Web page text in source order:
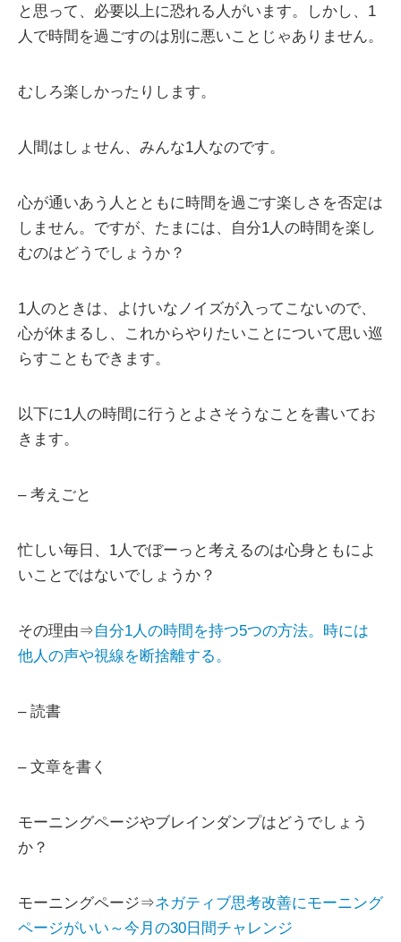
と思って、必要以上に恐れる人がいます。しかし、1
人で時間を過ごすのは別に悪いことじゃありません。
むしろ楽しかったりします。
人間はしょせん、みんな1人なのです。
心が通いあう人とともに時間を過ごす楽しさを否定は
しません。ですが、たまには、自分1人の時間を楽し
むのはどうでしょうか？
1人のときは、よけいなノイズが入ってこないので、
心が休まるし、これからやりたいことについて思い巡
らすこともできます。
以下に1人の時間に行うとよさそうなことを書いてお
きます。
– 考えごと
忙しい毎日、1人でぼーっと考えるのは心身ともによ
いことではないでしょうか？
その理由⇒自分1人の時間を持つ5つの方法。時には
他人の声や視線を断捨離する。
– 読書
– 文章を書く
モーニングページやブレインダンプはどうでしょう
か？
モーニングページ⇒ネガティブ思考改善にモーニング
ページがいい～今月の30日間チャレンジ